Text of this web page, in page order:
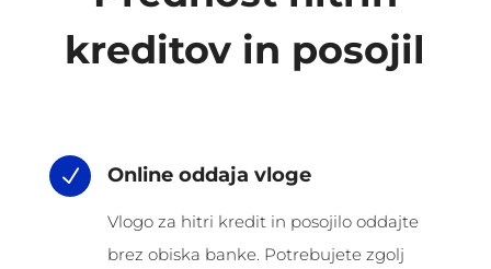
kreditov in posojil
N Online oddaja vloge
Vlogo za hitri kredit in posojilo oddajte
brez obiska banke. Potrebujete zgolj